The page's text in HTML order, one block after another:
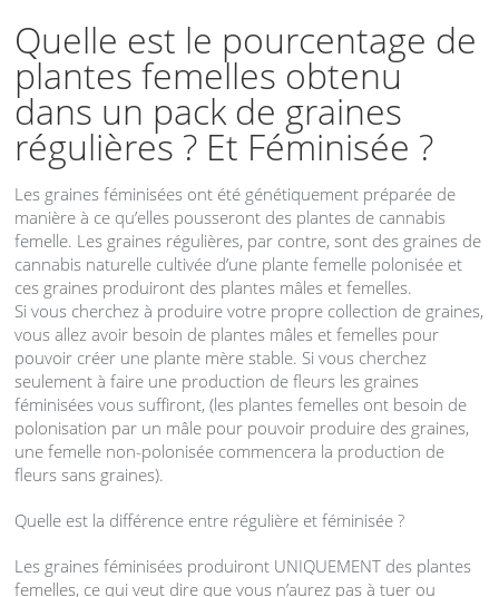
Quelle est le pourcentage de
plantes femelles obtenu
dans un pack de graines
régulières ? Et Féminisée ?
Les graines féminisées ont été génétiquement préparée de
manière à ce qu’elles pousseront des plantes de cannabis
femelle. Les graines régulières, par contre, sont des graines de
cannabis naturelle cultivée d’une plante femelle polonisée et
ces graines produiront des plantes mâles et femelles.
Si vous cherchez à produire votre propre collection de graines,
vous allez avoir besoin de plantes mâles et femelles pour
pouvoir créer une plante mère stable. Si vous cherchez
seulement à faire une production de fleurs les graines
féminisées vous suffiront, (les plantes femelles ont besoin de
polonisation par un mâle pour pouvoir produire des graines,
une femelle non-polonisée commencera la production de
fleurs sans graines).
Quelle est la différence entre régulière et féminisée ?
Les graines féminisées produiront UNIQUEMENT des plantes
femelles, ce qui veut dire que vous n’aurez pas à tuer ou